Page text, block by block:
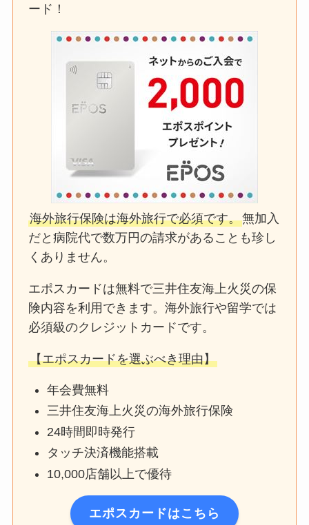
ード！
海外旅行保険は海外旅行で必須です。無加入
だと病院代で数万円の請求があることも珍し
くありません。
エポスカードは無料で三井住友海上火災の保
険内容を利用できます。海外旅行や留学では
必須級のクレジットカードです。
【エポスカードを選ぶべき理由】
年会費無料
三井住友海上火災の海外旅行保険
24時間即時発行
タッチ決済機能搭載
10,000店舗以上で優待
エポスカードはこちら